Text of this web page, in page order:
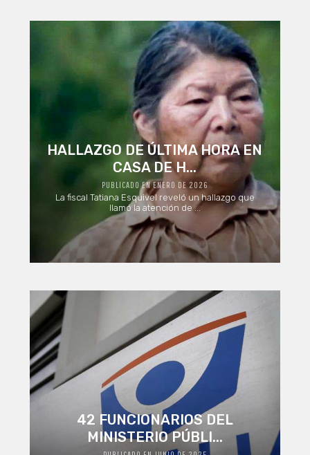
HALLAZGO DE ÚLTIMA HORA EN
CASA DE H...
PUBLICADO EN ENERO DE 2026
La fiscal Tatiana Esquivel reveló un hallazgo que
llamó la atención de ...
42 FUNCIONARIOS DEL
MINISTERIO PÚBLI...